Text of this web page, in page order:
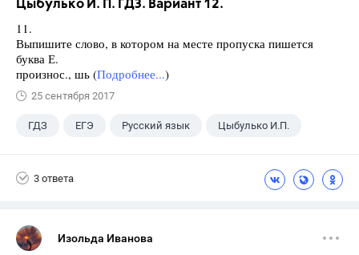
Цыбулько И. П. ГДЗ. Вариант 12.
11.
Выпишите слово, в котором на месте пропуска пишется
буква Е.
произнос., шь (Подробнее...)
25 сентября 2017
ГДЗ ЕГЭ Русский язык Цыбулько И.П.
3 ответа
Изольда Иванова